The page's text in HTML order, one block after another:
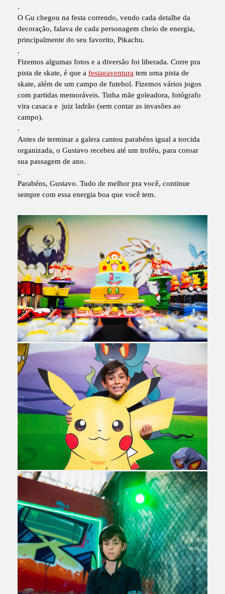
.
O Gu chegou na festa correndo, vendo cada detalhe da
decoração, falava de cada personagem cheio de energia,
principalmente do seu favorito, Pikachu.
.
Fizemos algumas fotos e a diversão foi liberada. Corre pra
pista de skate, é que a festaeaventura tem uma pista de
skate, além de um campo de futebol. Fizemos vários jogos
com partidas memoráveis. Tinha mãe goleadora, fotógrafo
vira casaca e juiz ladrão (sem contar as invasões ao
campo).
.
Antes de terminar a galera cantou parabéns igual a torcida
organizada, o Gustavo recebeu até um troféu, para coroar
sua passagem de ano.
.
Parabéns, Gustavo. Tudo de melhor pra você, continue
sempre com essa energia boa que você tem.